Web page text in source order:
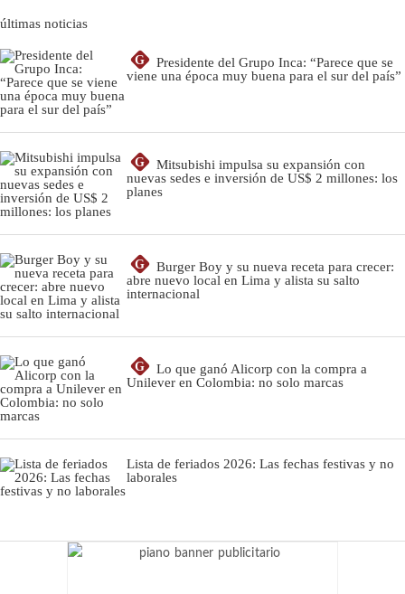
últimas noticias
G
Presidente del Grupo Inca: “Parece que se
viene una época muy buena para el sur del país”
G
Mitsubishi impulsa su expansión con
nuevas sedes e inversión de US$ 2 millones: los
planes
G
Burger Boy y su nueva receta para crecer:
abre nuevo local en Lima y alista su salto
internacional
G
Lo que ganó Alicorp con la compra a
Unilever en Colombia: no solo marcas
Lista de feriados 2026: Las fechas festivas y no
laborales